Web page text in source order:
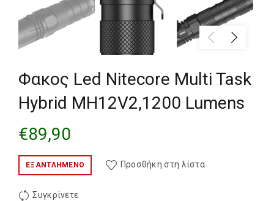
Φακος Led Nitecore Multi Task
Hybrid MH12V2,1200 Lumens
€89,90
ΕΞΑΝΤΛΗΜΈΝΟ Προσθήκη στη λίστα
Συγκρίνετε